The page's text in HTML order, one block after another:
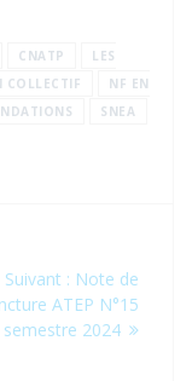
CNATP
LES
COLLECTIF
NF EN
SNEA
Suivant : Article
suivant
:
Note de
ATEP N°15
semestre 2024